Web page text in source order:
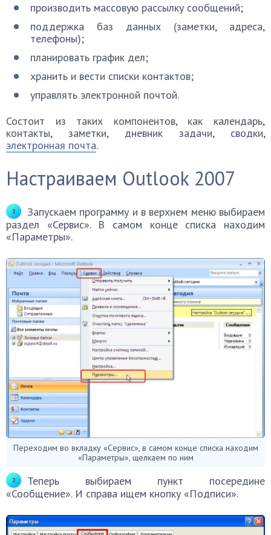
производить массовую рассылку сообщений;
поддержка баз данных (заметки, адреса,
телефоны);
планировать график дел;
хранить и вести списки контактов;
управлять электронной почтой.
Состоит из таких компонентов, как календарь,
контакты, заметки, дневник задачи, сводки,
электронная почта.
Настраиваем Outlook 2007
Запускаем программу и в верхнем меню выбираем
раздел «Сервис». В самом конце списка находим
«Параметры».
Переходим во вкладку «Сервис», в самом конце списка находим
«Параметры», щелкаем по ним
Теперь выбираем пункт посередине
«Сообщение». И справа ищем кнопку «Подписи».